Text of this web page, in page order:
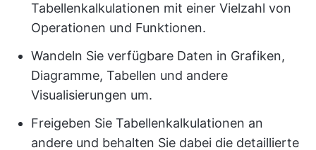
Tabellenkalkulationen mit einer Vielzahl von
Operationen und Funktionen.
Wandeln Sie verfügbare Daten in Grafiken,
Diagramme, Tabellen und andere
Visualisierungen um.
Freigeben Sie Tabellenkalkulationen an
andere und behalten Sie dabei die detaillierte